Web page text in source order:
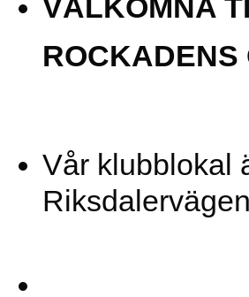
VÄLKOMNA
Vår klubblokal